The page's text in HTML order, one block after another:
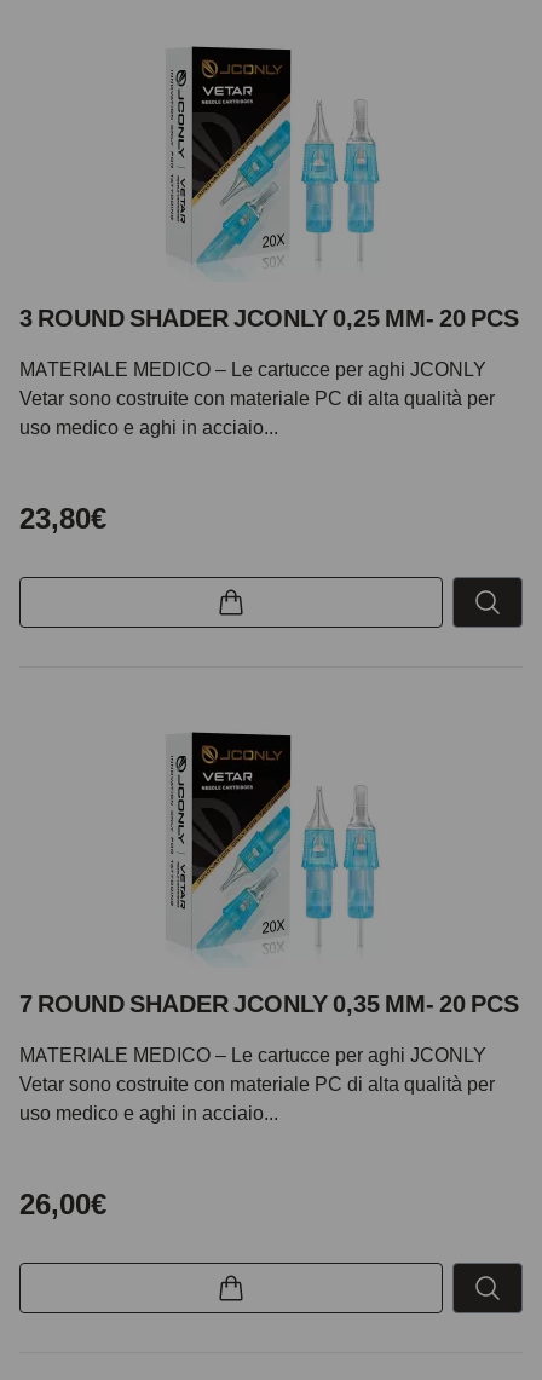
3 ROUND SHADER JCONLY 0,25 MM- 20 PCS
MATERIALE MEDICO – Le cartucce per aghi JCONLY
Vetar sono costruite con materiale PC di alta qualità per
uso medico e aghi in acciaio...
23,80€
7 ROUND SHADER JCONLY 0,35 MM- 20 PCS
MATERIALE MEDICO – Le cartucce per aghi JCONLY
Vetar sono costruite con materiale PC di alta qualità per
uso medico e aghi in acciaio...
26,00€